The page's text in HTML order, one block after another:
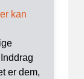
kan
er dem,